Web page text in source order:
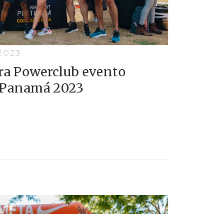
Powerclub evento
2023